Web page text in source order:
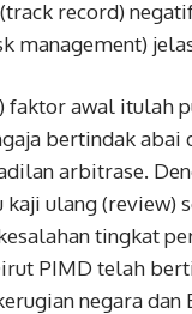
record)
management)
faktor awal itulah
bertindak
arbitrase.
kaji ulang
tingkat
PIMD telah
negara dan